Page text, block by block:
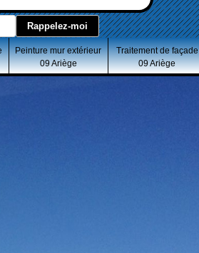
Peinture mur extérieur
09 Ariège
Traitement de façade
09 Ariège